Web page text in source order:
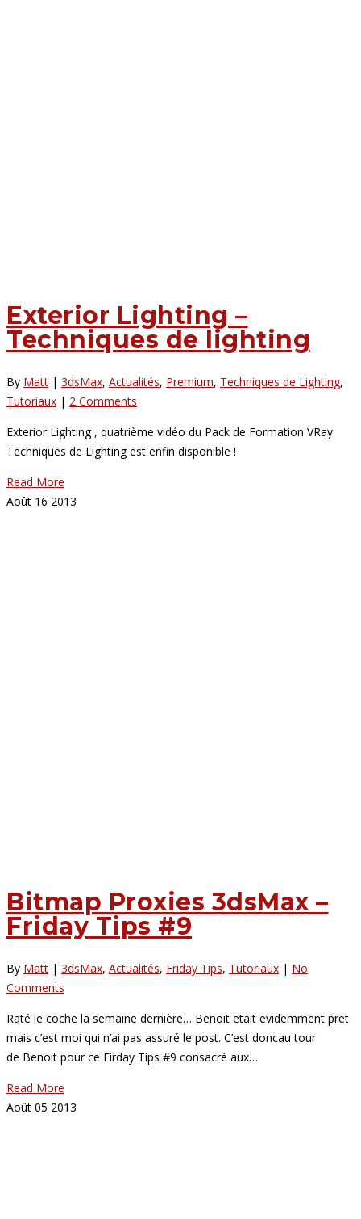
Exterior Lighting –
Techniques de lighting
By Matt | 3dsMax, Actualités, Premium, Techniques de Lighting,
Tutoriaux | 2 Comments
Exterior Lighting , quatrième vidéo du Pack de Formation VRay
Techniques de Lighting est enfin disponible !
Read More
Août 16 2013
Bitmap Proxies 3dsMax –
Friday Tips #9
By Matt | 3dsMax, Actualités, Friday Tips, Tutoriaux | No
Comments
Raté le coche la semaine dernière… Benoit etait evidemment pret
mais c’est moi qui n’ai pas assuré le post. C’est doncau tour
de Benoit pour ce Firday Tips #9 consacré aux…
Read More
Août 05 2013